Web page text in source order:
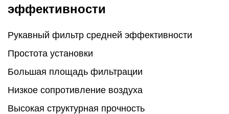
эффективности
Рукавный фильтр средней эффективности
Простота установки
Большая площадь фильтрации
Низкое сопротивление воздуха
Высокая структурная прочность